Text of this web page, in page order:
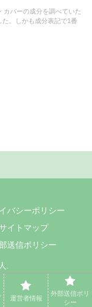
カバーの成分を調べていた
。しかも成分表記で1番
バシーポリシー
イトマップ
送信ポリシー
.
運営者情報
外部送信ポリ
シー